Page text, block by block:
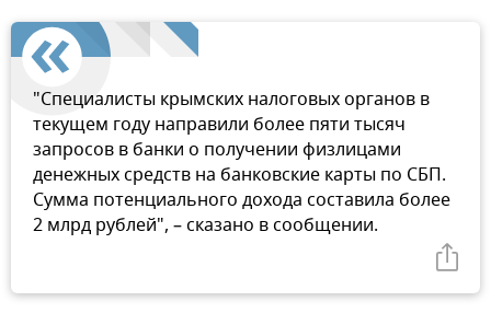
"Специалисты крымских налоговых органов в
текущем году направили более пяти тысяч
запросов в банки о получении физлицами
денежных средств на банковские карты по СБП.
Сумма потенциального дохода составила более
2 млрд рублей", – сказано в сообщении.